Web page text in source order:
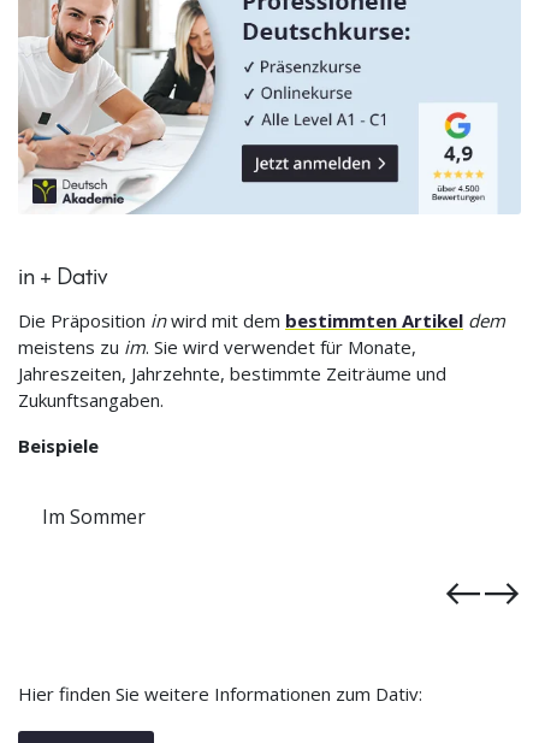
in + Dativ
Die Präposition inwird mit dem bestimmten Artikel dem
meistens zu im. Sie wird verwendet für Monate,
Jahreszeiten, Jahrzehnte, bestimmte Zeiträume und
Zukunftsangaben.
Beispiele
Im Jahr 1999
Hier finden Sie weitere Informationen zum Dativ: